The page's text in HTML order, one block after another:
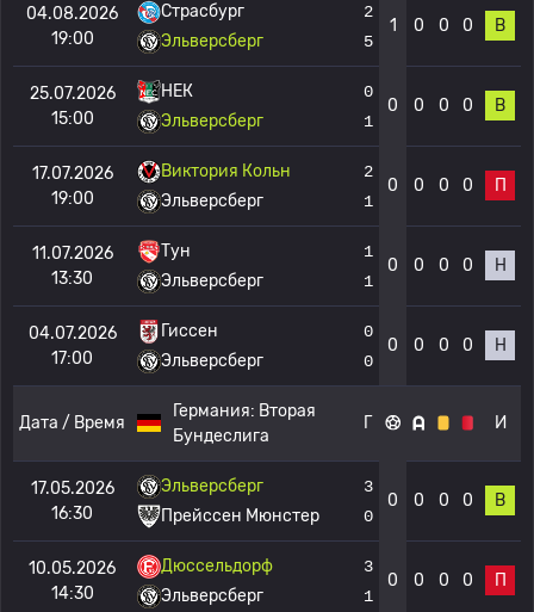
04.08.2026
19:00
Страсбург
Эльверсберг
2
5
1 0 0 0 В
25.07.2026
15:00
НЕК
Эльверсберг
0
1
0 0 0 0 В
17.07.2026
19:00
Виктория Кольн
Эльверсберг
2
1
0 0 0 0 П
11.07.2026
13:30
Тун
Эльверсберг
1
1
0 0 0 0 Н
04.07.2026
17:00
Гиссен
Эльверсберг
0
0
0 0 0 0 Н
Дата / Время
Германия: Вторая
Бундеслига
Г И
17.05.2026
16:30
Эльверсберг
Прейссен Мюнстер
3
0
0 0 0 0 В
10.05.2026
14:30
Дюссельдорф
Эльверсберг
3
1
0 0 0 0 П